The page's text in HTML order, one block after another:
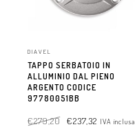
DIAVEL
TAPPO SERBATOIO IN
ALLUMINIO DAL PIENO
ARGENTO CODICE
97780051BB
€279,20 €237,32 IVA inclusa